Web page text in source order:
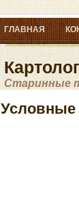
ГЛАВНАЯ
Картолог
Старинные
Условные